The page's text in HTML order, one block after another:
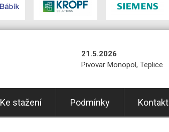
21.5.2026
Pivovar Monopol, Teplice
Ke stažení Podmínky Kontakt